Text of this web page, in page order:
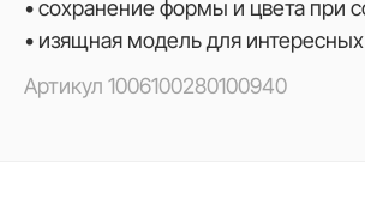
• сохранение формы и цвета при
• изящная модель для
Артикул 1006100280100940